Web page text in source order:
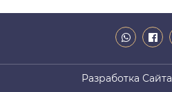
Разработка Сайта